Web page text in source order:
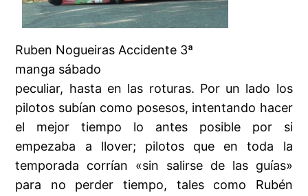
Ruben Nogueiras Accidente 3ª
manga sábado
peculiar, hasta en las roturas. Por un lado los
pilotos subían como posesos, intentando hacer
el mejor tiempo lo antes posible por si
empezaba a llover; pilotos que en toda la
temporada corrían «sin salirse de las guías»
para no perder tiempo, tales como Rubén